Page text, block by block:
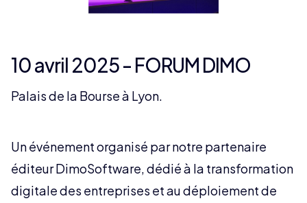
10 avril 2025 - FORUM DIMO
Palais de la Bourse à Lyon.
Un événement organisé par notre partenaire
éditeur DimoSoftware, dédié à la transformation
digitale des entreprises et au déploiement de